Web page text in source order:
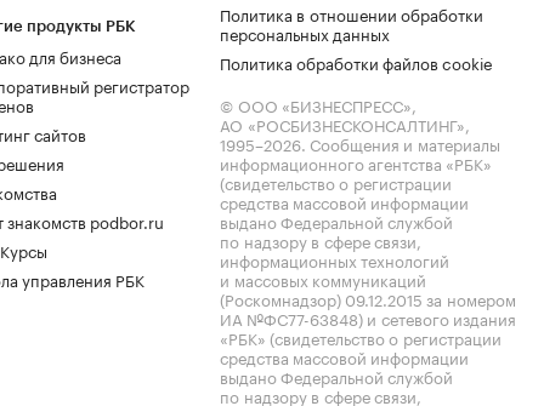
продукты РБК
для бизнеса
регистратор
сайтов
знакомств podbor.ru
управления РБК
Политика в отношении обработки
персональных данных
Политика обработки файлов cookie
© ООО «БИЗНЕСПРЕСС»,
АО «РОСБИЗНЕСКОНСАЛТИНГ»,
1995–2026. Сообщения и материалы
информационного агентства «РБК»
(свидетельство о регистрации
средства массовой информации
выдано Федеральной службой
по надзору в сфере связи,
информационных технологий
и массовых коммуникаций
(Роскомнадзор) 09.12.2015 за номером
ИА №ФС77-63848) и сетевого издания
«РБК» (свидетельство о регистрации
средства массовой информации
выдано Федеральной службой
по надзору в сфере связи,